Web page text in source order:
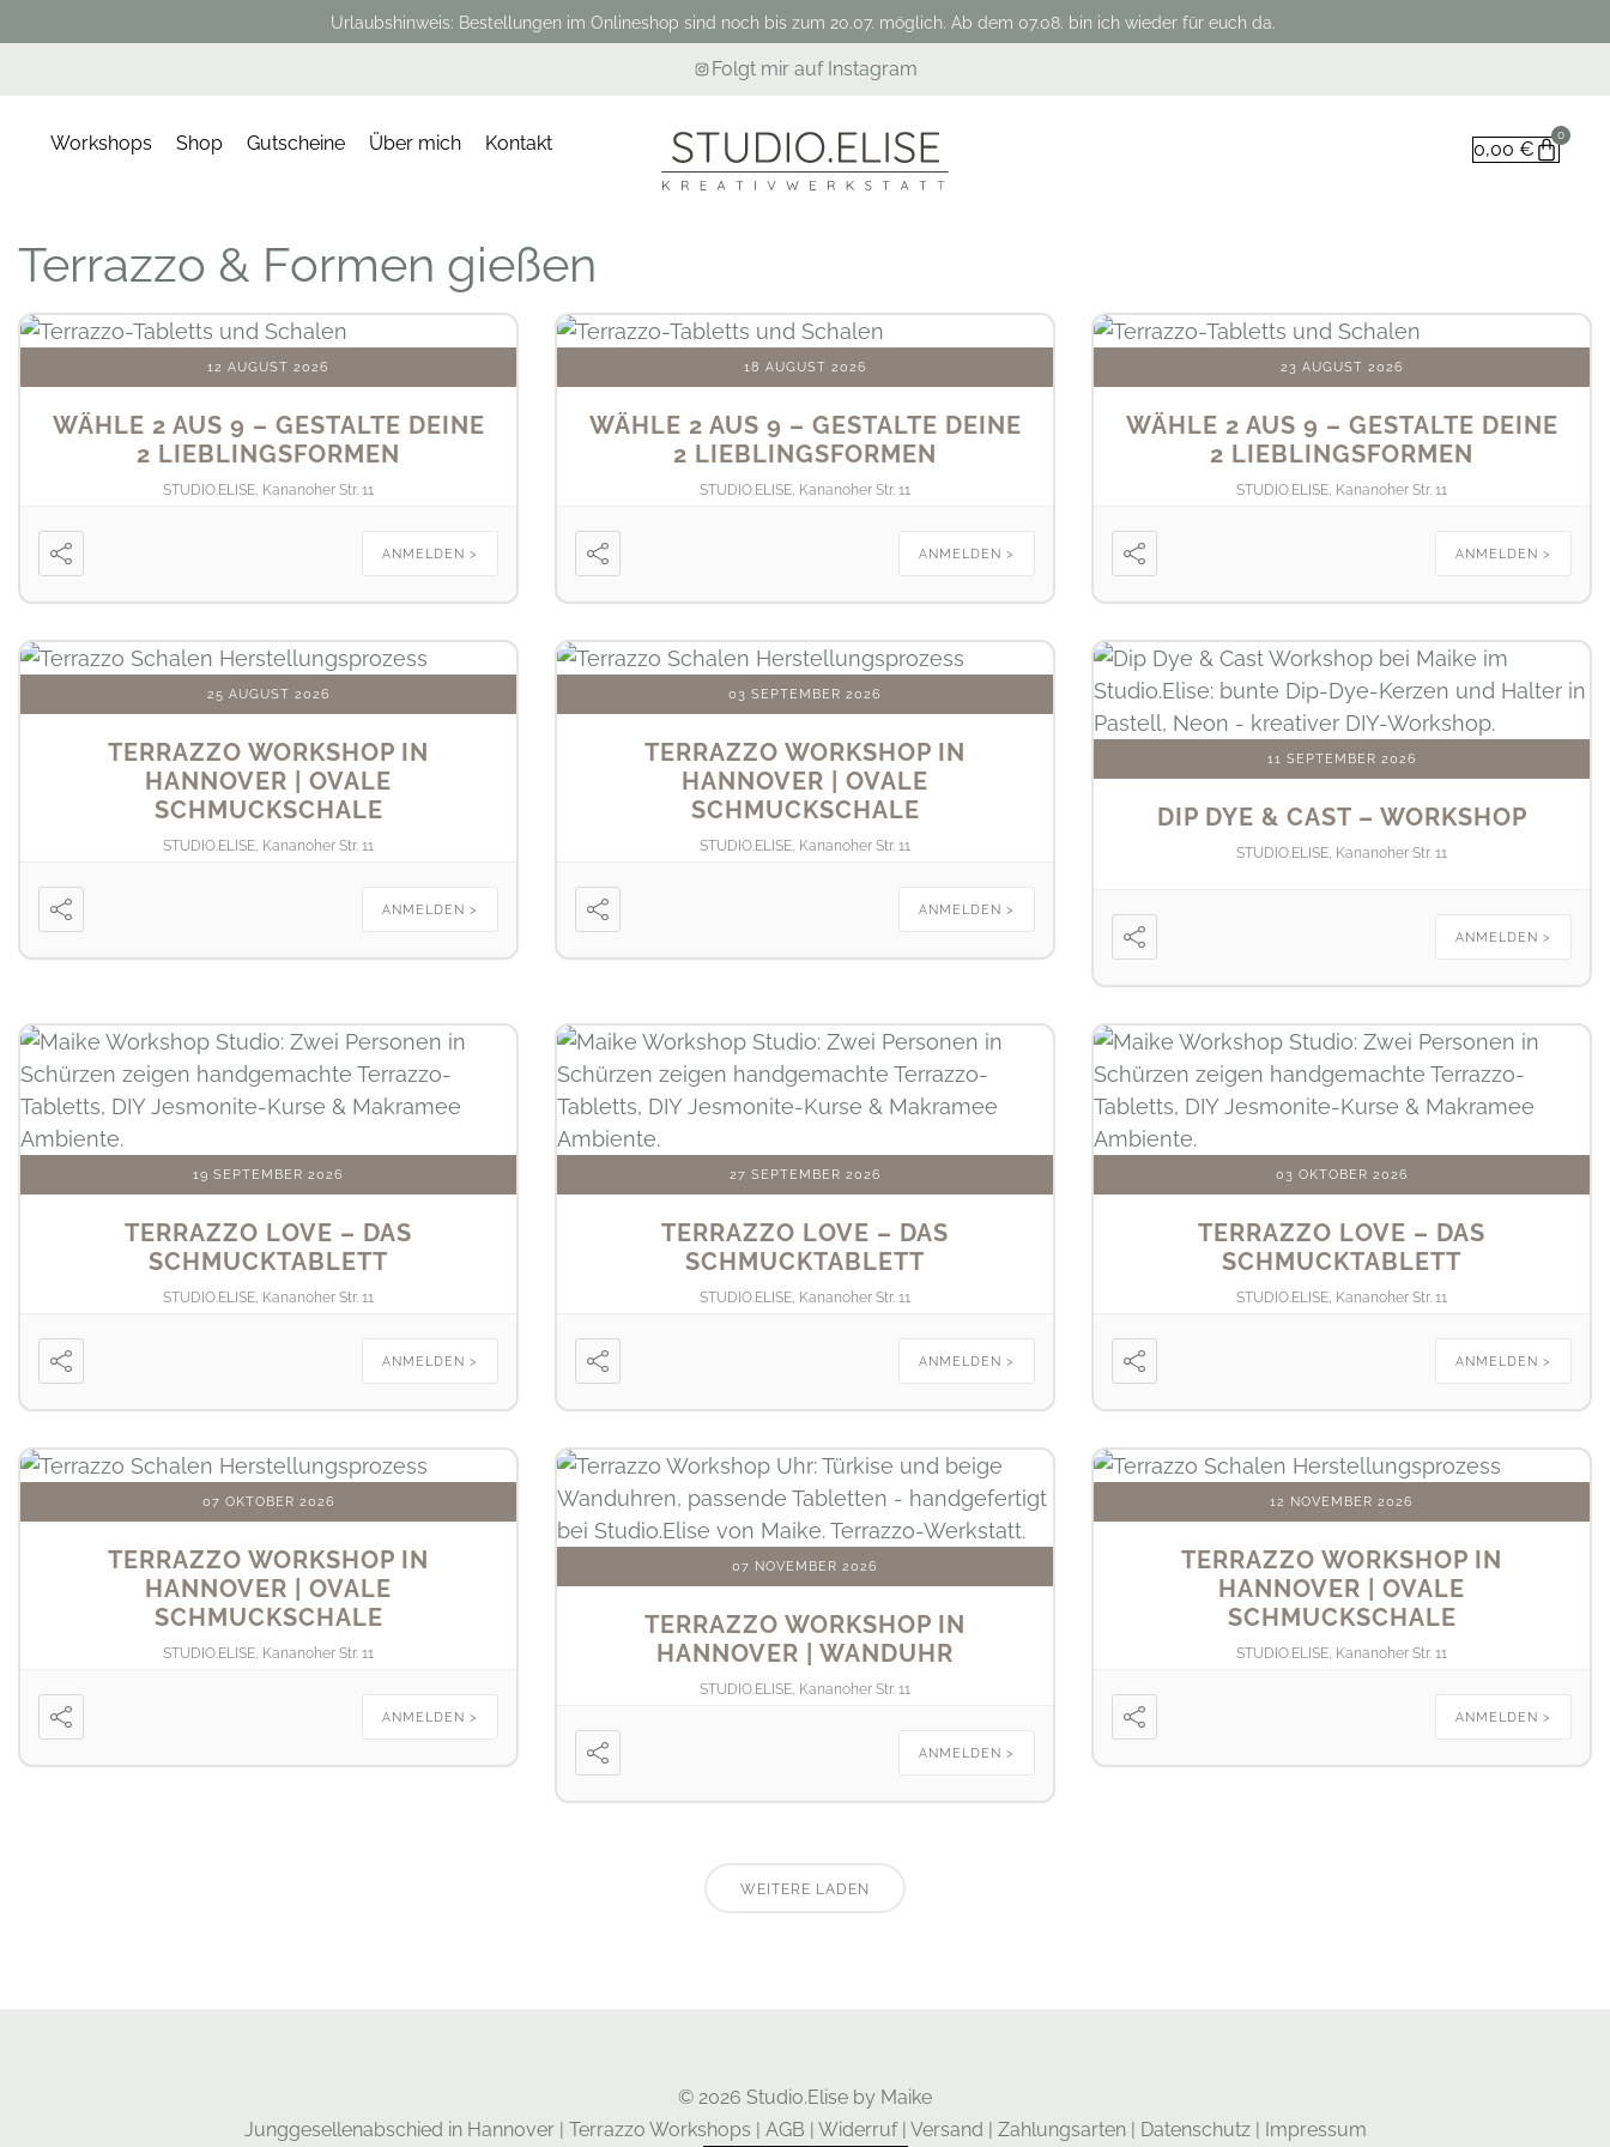
Urlaubshinweis: Bestellungen im Onlineshop sind noch bis zum 20.07. möglich. Ab dem 07.08. bin ich wieder für euch da.
Folgt mir auf Instagram
Workshops Shop Gutscheine Über mich Kontakt 0,00 €
0
Terrazzo & Formen gießen
12 AUGUST 2026
WÄHLE 2 AUS 9 – GESTALTE DEINE
2 LIEBLINGSFORMEN
STUDIO.ELISE, Kananoher Str. 11
ANMELDEN >
18 AUGUST 2026
WÄHLE 2 AUS 9 – GESTALTE DEINE
2 LIEBLINGSFORMEN
STUDIO.ELISE, Kananoher Str. 11
ANMELDEN >
23 AUGUST 2026
WÄHLE 2 AUS 9 – GESTALTE DEINE
2 LIEBLINGSFORMEN
STUDIO.ELISE, Kananoher Str. 11
ANMELDEN >
25 AUGUST 2026
TERRAZZO WORKSHOP IN
HANNOVER | OVALE
SCHMUCKSCHALE
STUDIO.ELISE, Kananoher Str. 11
ANMELDEN >
03 SEPTEMBER 2026
TERRAZZO WORKSHOP IN
HANNOVER | OVALE
SCHMUCKSCHALE
STUDIO.ELISE, Kananoher Str. 11
ANMELDEN >
11 SEPTEMBER 2026
DIP DYE & CAST – WORKSHOP
STUDIO.ELISE, Kananoher Str. 11
ANMELDEN >
19 SEPTEMBER 2026
TERRAZZO LOVE – DAS
SCHMUCKTABLETT
STUDIO.ELISE, Kananoher Str. 11
ANMELDEN >
27 SEPTEMBER 2026
TERRAZZO LOVE – DAS
SCHMUCKTABLETT
STUDIO.ELISE, Kananoher Str. 11
ANMELDEN >
03 OKTOBER 2026
TERRAZZO LOVE – DAS
SCHMUCKTABLETT
STUDIO.ELISE, Kananoher Str. 11
ANMELDEN >
07 OKTOBER 2026
TERRAZZO WORKSHOP IN
HANNOVER | OVALE
SCHMUCKSCHALE
STUDIO.ELISE, Kananoher Str. 11
ANMELDEN >
07 NOVEMBER 2026
TERRAZZO WORKSHOP IN
HANNOVER | WANDUHR
STUDIO.ELISE, Kananoher Str. 11
ANMELDEN >
12 NOVEMBER 2026
TERRAZZO WORKSHOP IN
HANNOVER | OVALE
SCHMUCKSCHALE
STUDIO.ELISE, Kananoher Str. 11
ANMELDEN >
WEITERE LADEN
© 2026 Studio.Elise by Maike
Junggesellenabschied in Hannover| Terrazzo Workshops | AGB | Widerruf| Versand | Zahlungsarten| Datenschutz| Impressum